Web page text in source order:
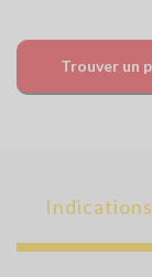
Trouver un
Indications